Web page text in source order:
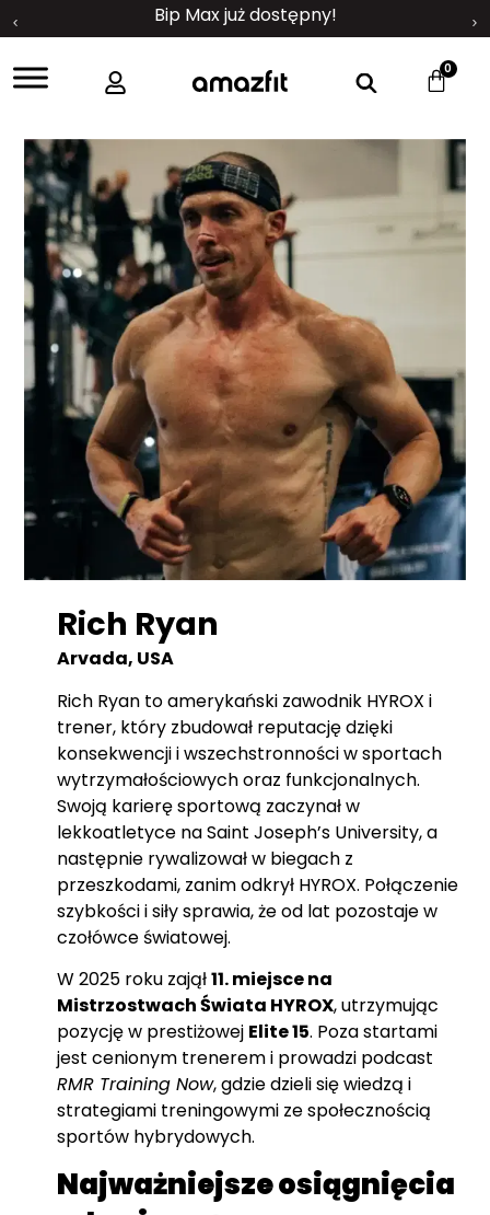
Bip Max już dostępny!
0
Rich Ryan
Arvada, USA
Rich Ryan to amerykański zawodnik HYROX i
trener, który zbudował reputację dzięki
konsekwencji i wszechstronności w sportach
wytrzymałościowych oraz funkcjonalnych.
Swoją karierę sportową zaczynał w
lekkoatletyce na Saint Joseph’s University, a
następnie rywalizował w biegach z
przeszkodami, zanim odkrył HYROX. Połączenie
szybkości i siły sprawia, że od lat pozostaje w
czołówce światowej.
W 2025 roku zajął11. miejsce na
Mistrzostwach Świata HYROX, utrzymując
pozycję w prestiżowej Elite 15. Poza startami
jest cenionym trenerem i prowadzi podcast
RMR Training Now, gdzie dzieli się wiedzą i
strategiami treningowymi ze społecznością
sportów hybrydowych.
Najważniejsze osiągnięcia